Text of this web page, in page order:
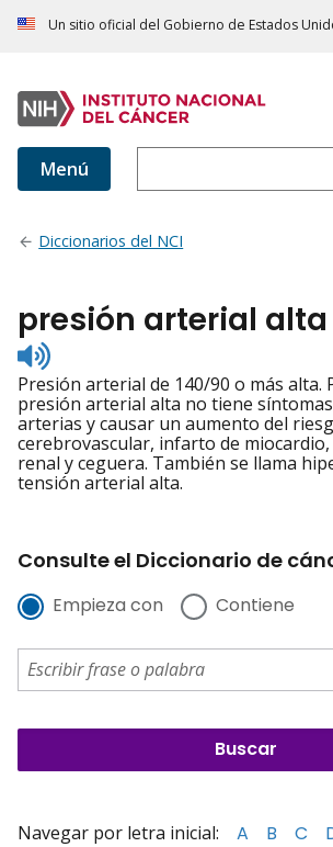
Un sitio oficial del Gobierno de Estados
Menú
Diccionarios del NCI
presión arterial alta
Listen
to
pronunciation
Presión arterial de 140/90 o más alta.
presión arterial alta no tiene
arterias y causar un aumento del
cerebrovascular, infarto de
renal y ceguera. También se llama
tensión arterial alta.
Consulte el Diccionario de
Empieza con Contiene
Navegar por letra inicial: A B C